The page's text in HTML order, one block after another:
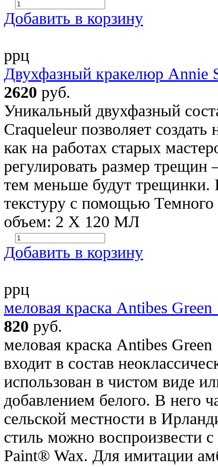
Добавить в корзину
ррц
Двухфазный кракелюр Annie
2620 руб.
Уникальный двухфазный
Craqueleur позволяет
как на работах старых
регулировать размер
тем меньше будут
текстуру с помощью
объем: 2 Х 120 МЛ
Добавить в корзину
ррц
меловая краска Antibes
820 руб.
меловая краска Antibes
входит в состав
использован в чистом виде
добавлением белого. В него
сельской местности в
стиль можно воспроизвести
Paint® Wax. Для имитации